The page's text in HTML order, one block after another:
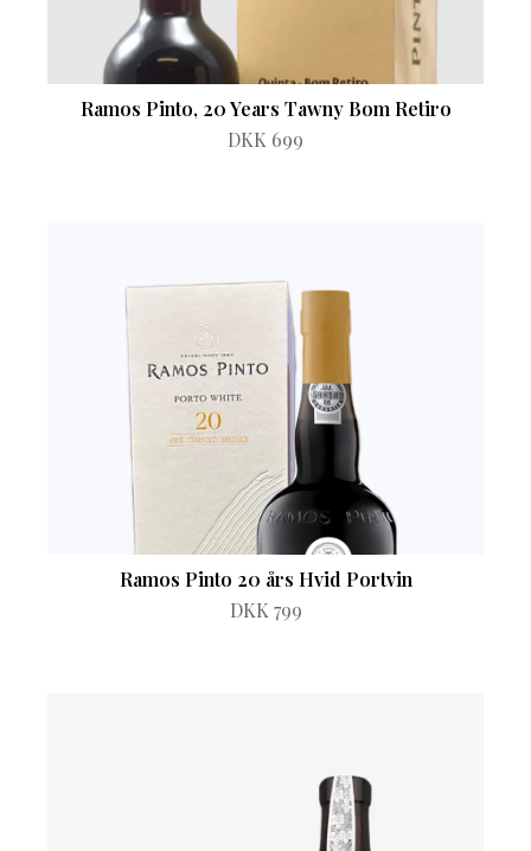
Ramos Pinto, 20 Years Tawny Bom Retiro
DKK 699
Ramos Pinto 20 års Hvid Portvin
DKK 799